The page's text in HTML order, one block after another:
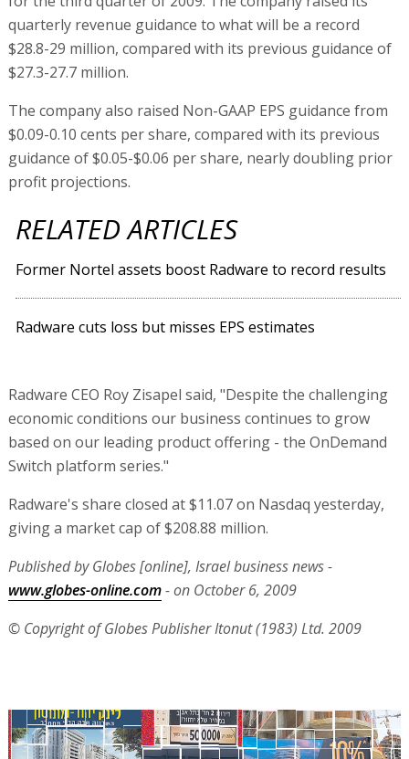
quarterly revenue guidance to what will be a record
$28.8-29 million, compared with its previous guidance of
$27.3-27.7 million.
The company also raised Non-GAAP EPS guidance from
$0.09-0.10 cents per share, compared with its previous
guidance of $0.05-$0.06 per share, nearly doubling prior
profit projections.
RELATED ARTICLES
Former Nortel assets boost Radware to record results
Radware cuts loss but misses EPS estimates
Radware CEO Roy Zisapel said, "Despite the challenging
economic conditions our business continues to grow
based on our leading product offering - the OnDemand
Switch platform series."
Radware's share closed at $11.07 on Nasdaq yesterday,
giving a market cap of $208.88 million.
Published by Globes [online], Israel business news -
www.globes-online.com- on October 6, 2009
© Copyright of Globes Publisher Itonut (1983) Ltd. 2009